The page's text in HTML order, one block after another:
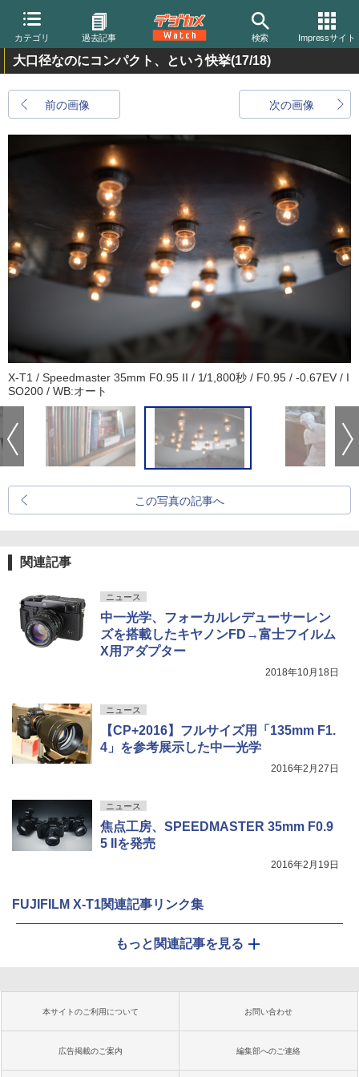
カテゴリ 過去記事 検索 Impressサイト
大口径なのにコンパクト、という快挙(17/18)
前の画像 次の画像
X-T1 / Speedmaster 35mm F0.95 II / 1/1,800秒 / F0.95 / -0.67EV / I
SO200 / WB:オート
この写真の記事へ
関連記事
ニュース
中一光学、フォーカルレデューサーレン
ズを搭載したキヤノンFD→富士フイルム
X用アダプター
2018年10月18日
ニュース
【CP+2016】フルサイズ用「135mm F1.
4」を参考展示した中一光学
2016年2月27日
ニュース
焦点工房、SPEEDMASTER 35mm F0.9
5 IIを発売
2016年2月19日
FUJIFILM X-T1関連記事リンク集
もっと関連記事を見る
本サイトのご利用について お問い合わせ
広告掲載のご案内 編集部へのご連絡